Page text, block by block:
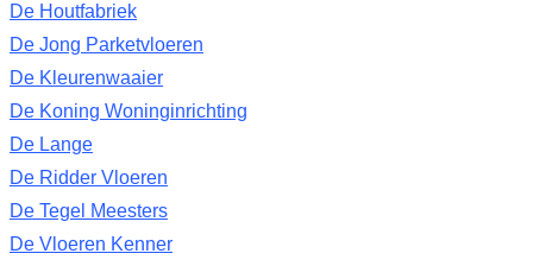
De Houtfabriek
De Jong Parketvloeren
De Kleurenwaaier
De Koning Woninginrichting
De Lange
De Ridder Vloeren
De Tegel Meesters
De Vloeren Kenner